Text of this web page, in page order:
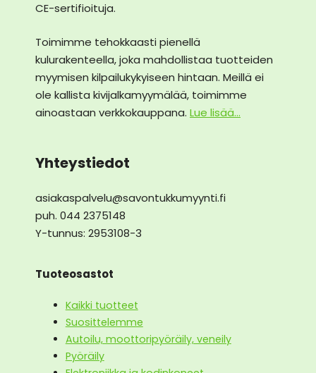
CE-sertifioituja.
Toimimme tehokkaasti pienellä
kulurakenteella, joka mahdollistaa tuotteiden
myymisen kilpailukykyiseen hintaan. Meillä ei
ole kallista kivijalkamyymälää, toimimme
ainoastaan verkkokauppana. Lue lisää...
Yhteystiedot
asiakaspalvelu@savontukkumyynti.fi
puh. 044 2375148
Y-tunnus: 2953108-3
Tuoteosastot
Kaikki tuotteet
Suosittelemme
Autoilu, moottoripyöräily, veneily
Pyöräily